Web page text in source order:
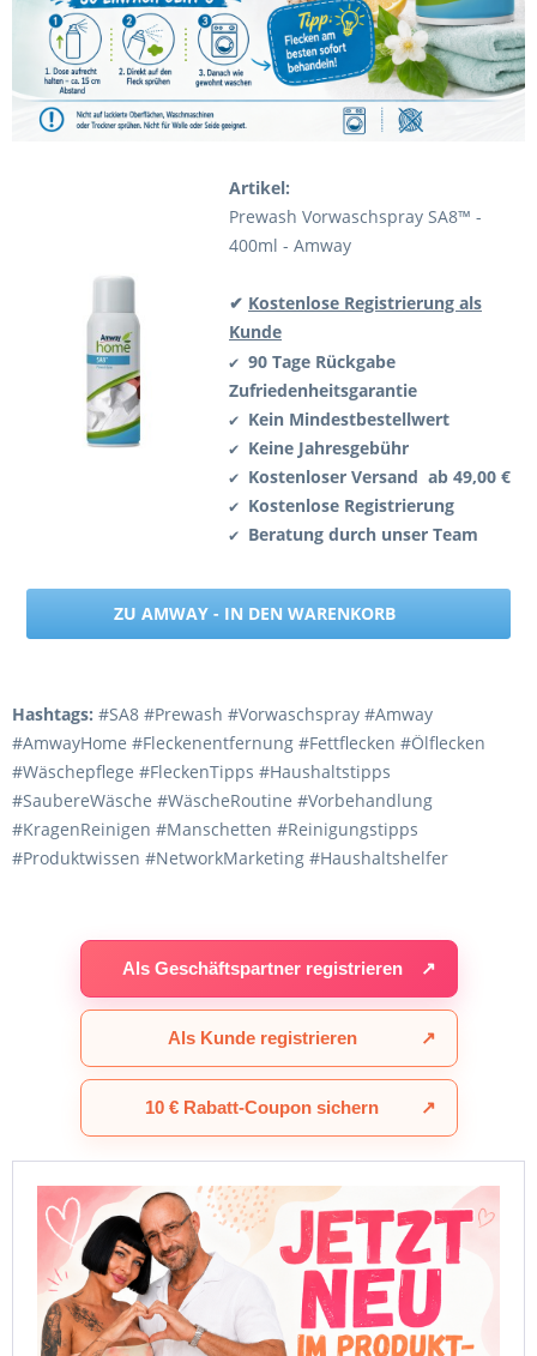
Artikel:
Prewash Vorwaschspray SA8™ -
400ml - Amway
✔ Kostenlose Registrierung als
Kunde
✔ 90 Tage Rückgabe
Zufriedenheitsgarantie
✔ Kein Mindestbestellwert
✔ Keine Jahresgebühr
✔ Kostenloser Versand ab 49,00 €
✔ Kostenlose Registrierung
✔ Beratung durch unser Team
ZU AMWAY - IN DEN WARENKORB
Hashtags: #SA8 #Prewash #Vorwaschspray #Amway
#AmwayHome #Fleckenentfernung #Fettflecken #Ölflecken
#Wäschepflege #FleckenTipps #Haushaltstipps
#SaubereWäsche #WäscheRoutine #Vorbehandlung
#KragenReinigen #Manschetten #Reinigungstipps
#Produktwissen #NetworkMarketing #Haushaltshelfer
Als Geschäftspartner registrieren ↗
Als Kunde registrieren ↗
10 € Rabatt-Coupon sichern ↗